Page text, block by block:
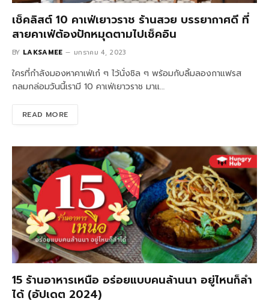
เช็คลิสต์ 10 คาเฟ่เยาวราช ร้านสวย บรรยากาศดี ที่
สายคาเฟ่ต้องปักหมุดตามไปเช็คอิน
BY LAKSAMEE มกราคม 4, 2023
ใครที่กำลังมองหาคาเฟ่เก๋ ๆ ไว้นั่งชิล ๆ พร้อมกับลิ้มลองกาแฟรส
กลมกล่อมวันนี้เรามี 10 คาเฟ่เยาวราช มาแ…
READ MORE
15 ร้านอาหารเหนือ อร่อยแบบคนล้านนา อยู่ไหนก็ลำ
ได้ (อัปเดต 2024)